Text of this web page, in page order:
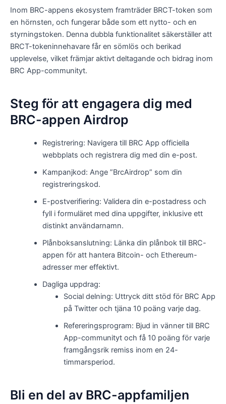
Inom BRC-appens ekosystem framträder BRCT-token som
en hörnsten, och fungerar både som ett nytto- och en
styrningstoken. Denna dubbla funktionalitet säkerställer att
BRCT-tokeninnehavare får en sömlös och berikad
upplevelse, vilket främjar aktivt deltagande och bidrag inom
BRC App-communityt.
Steg för att engagera dig med
BRC-appen Airdrop
Registrering: Navigera till BRC App officiella
webbplats och registrera dig med din e-post.
Kampanjkod: Ange ”BrcAirdrop” som din
registreringskod.
E-postverifiering: Validera din e-postadress och
fyll i formuläret med dina uppgifter, inklusive ett
distinkt användarnamn.
Plånboksanslutning: Länka din plånbok till BRC-
appen för att hantera Bitcoin- och Ethereum-
adresser mer effektivt.
Dagliga uppdrag:
Social delning: Uttryck ditt stöd för BRC App
på Twitter och tjäna 10 poäng varje dag.
Refereringsprogram: Bjud in vänner till BRC
App-communityt och få 10 poäng för varje
framgångsrik remiss inom en 24-
timmarsperiod.
Bli en del av BRC-appfamiljen